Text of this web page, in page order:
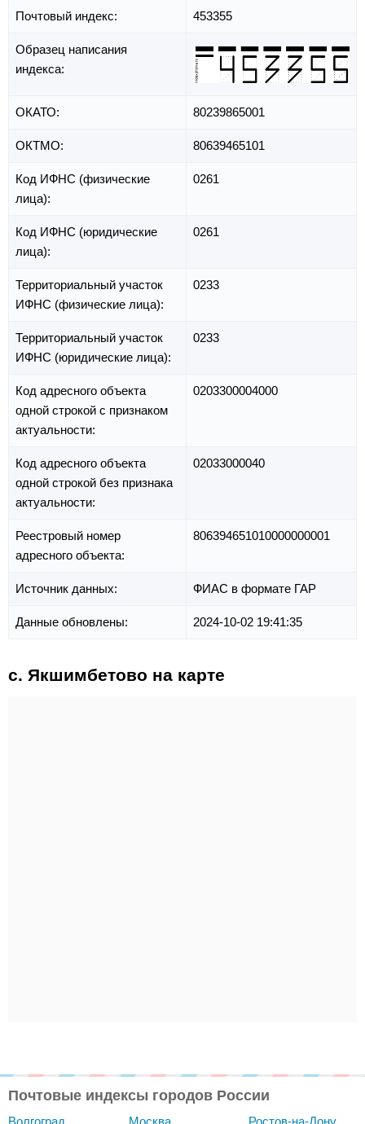
Почтовый индекс: 453355
Образец написания
индекса:
ОКАТО: 80239865001
ОКТМО: 80639465101
Код ИФНС (физические
лица):
0261
Код ИФНС (юридические
лица):
0261
Территориальный участок
ИФНС (физические лица):
0233
Территориальный участок
ИФНС (юридические лица):
0233
Код адресного объекта
одной строкой с признаком
актуальности:
0203300004000
Код адресного объекта
одной строкой без признака
актуальности:
02033000040
Реестровый номер
адресного объекта:
806394651010000000001
Источник данных: ФИАС в формате ГАР
Данные обновлены: 2024-10-02 19:41:35
с. Якшимбетово на карте
Почтовые индексы городов России
Волгоград Москва Ростов-на-Дону